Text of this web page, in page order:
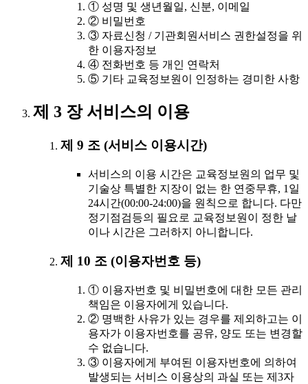
① 성명 및 생년월일, 신분, 이메일
② 비밀번호
③ 자료신청 / 기관회원서비스 권한설정을 위
한 이용자정보
④ 전화번호 등 개인 연락처
⑤ 기타 교육정보원이 인정하는 경미한 사항
제 3 장 서비스의 이용
제 9 조 (서비스 이용시간)
서비스의 이용 시간은 교육정보원의 업무 및
기술상 특별한 지장이 없는 한 연중무휴, 1일
24시간(00:00-24:00)을 원칙으로 합니다. 다만
정기점검등의 필요로 교육정보원이 정한 날
이나 시간은 그러하지 아니합니다.
제 10 조 (이용자번호 등)
① 이용자번호 및 비밀번호에 대한 모든 관리
책임은 이용자에게 있습니다.
② 명백한 사유가 있는 경우를 제외하고는 이
용자가 이용자번호를 공유, 양도 또는 변경할
수 없습니다.
③ 이용자에게 부여된 이용자번호에 의하여
발생되는 서비스 이용상의 과실 또는 제3자